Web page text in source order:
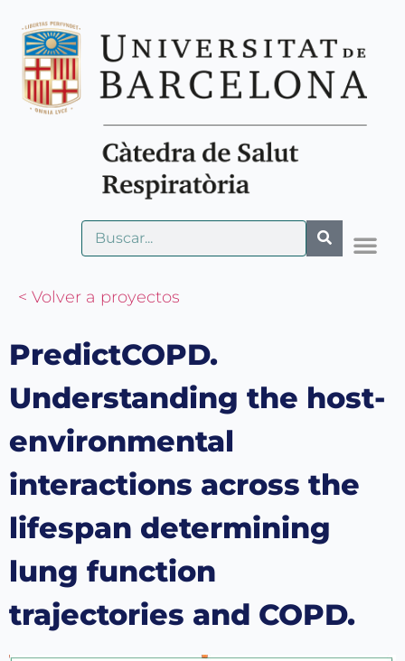
< Volver a proyectos
PredictCOPD.
Understanding the host-
environmental
interactions across the
lifespan determining
lung function
trajectories and COPD.